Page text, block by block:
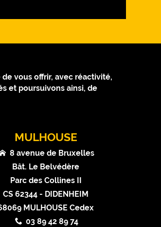
vous offrir, avec réactivité,
et poursuivons ainsi, de
MULHOUSE
8 avenue de Bruxelles
Bât. Le Belvédère
Parc des Collines II
CS 62344 - DIDENHEIM
MULHOUSE Cedex
03 89 42 89 74